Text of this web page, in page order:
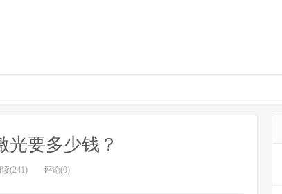
光要多少钱？
读(241) 评论(0)